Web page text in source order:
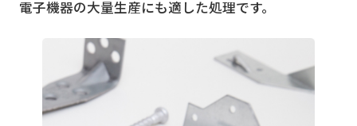
電子機器の大量生産にも適した処理です。